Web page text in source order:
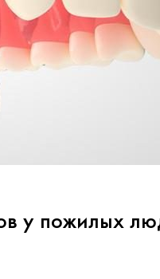
у пожилых